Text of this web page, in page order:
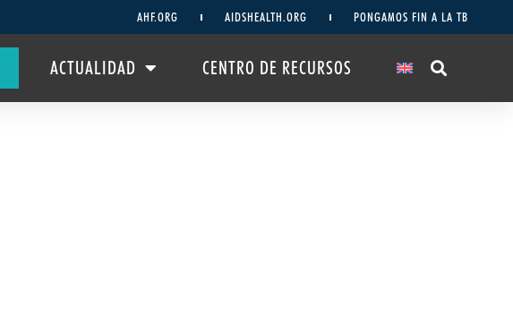
AHF.ORG AIDSHEALTH.ORG PONGAMOS FIN A LA TB
ACTUALIDAD CENTRO DE RECURSOS